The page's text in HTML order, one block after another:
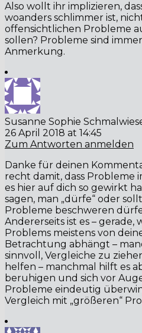
Also wollt ihr implizieren,
woanders schlimmer ist,
offensichtlichen Probleme
sollen? Probleme sind
Anmerkung.
Susanne Sophie
26 April 2018 at 14:45
Zum Antworten anmelden
Danke für deinen
recht damit, dass Probleme
es hier auf dich so gewirkt
sagen, man „dürfe“ oder
Probleme beschweren
Andererseits ist es – gerade,
Problems meistens von
Betrachtung abhängt –
sinnvoll, Vergleiche zu
helfen – manchmal hilft es
beruhigen und sich vor
Probleme eindeutig
Vergleich mit „größeren“